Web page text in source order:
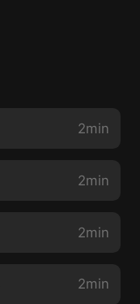
2min
2min
2min
2min